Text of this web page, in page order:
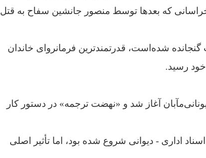
که بعد‌ها توسط منصور جانشین سفاح به قتل
شده‌است، قدرتمندترین فرمانروای خاندان
رسید.
آغاز شد و «نهضت ترجمه» در دستور کار
ادارى - دیوانى شروع شده بود، اما تأثیر اصلى